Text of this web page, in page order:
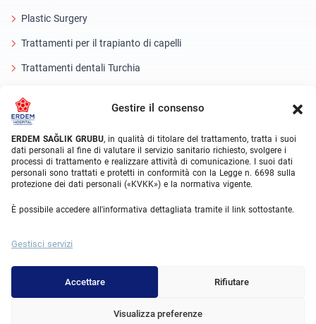
Gestire il consenso
ERDEM SAĞLIK GRUBU, in qualità di titolare del trattamento, tratta i suoi
dati personali al fine di valutare il servizio sanitario richiesto, svolgere i
processi di trattamento e realizzare attività di comunicazione. I suoi dati
personali sono trattati e protetti in conformità con la Legge n. 6698 sulla
protezione dei dati personali («KVKK») e la normativa vigente.
È possibile accedere all'informativa dettagliata tramite il link sottostante.
Gestisci servizi
Accettare Rifiutare
Visualizza preferenze
Plastic Surgery
Trattamenti per il trapianto di capelli
Trattamenti dentali Turchia
About Erdem
Chi siamo
Unità mediche
Squadra medica